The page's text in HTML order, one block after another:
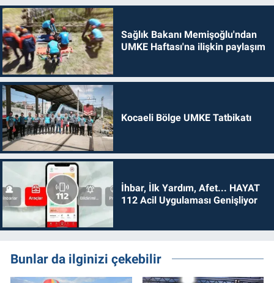
Sağlık Bakanı Memişoğlu'ndan
UMKE Haftası'na ilişkin paylaşım
Kocaeli Bölge UMKE Tatbikatı
İhbar, İlk Yardım, Afet... HAYAT
112 Acil Uygulaması Genişliyor
Bunlar da ilginizi çekebilir